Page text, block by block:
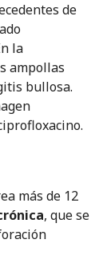
de
la
ampollas
bullosa.
más de 12
, que se